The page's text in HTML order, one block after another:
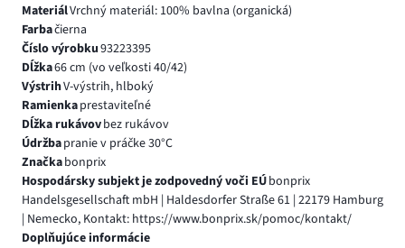
MateriálVrchný materiál: 100% bavlna (organická)
Farbačierna
Číslo výrobku93223395
Dĺžka66 cm (vo veľkosti 40/42)
VýstrihV-výstrih, hlboký
Ramienkaprestaviteľné
Dĺžka rukávovbez rukávov
Údržbapranie v práčke 30°C
Značkabonprix
Hospodársky subjekt je zodpovedný voči EÚbonprix
Handelsgesellschaft mbH | Haldesdorfer Straße 61 | 22179 Hamburg
| Nemecko, Kontakt: https://www.bonprix.sk/pomoc/kontakt/
Doplňujúce informácie